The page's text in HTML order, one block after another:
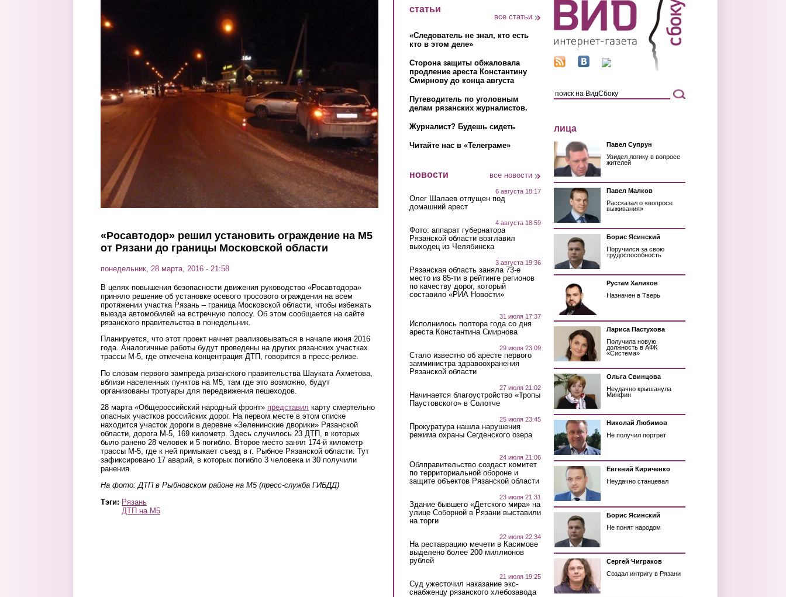
«Росавтодор» решил установить ограждение на М5
от Рязани до границы Московской области
понедельник, 28 марта, 2016 - 21:58
В целях повышения безопасности движения руководство «Росавтодора»
приняло решение об установке осевого тросового ограждения на всем
протяжении участка Рязань – граница Московской области, чтобы избежать
выезда автомобилей на встречную полосу. Об этом сообщается на сайте
рязанского правительства в понедельник.
Планируется, что этот проект начнет реализовываться в начале июня 2016
года. Аналогичные работы будут проведены на других рязанских участках
трассы М-5, где отмечена концентрация ДТП, говорится в пресс-релизе.
По словам первого зампреда рязанского правительства Шауката Ахметова
вблизи населенных пунктов на М5 , там где это возможно, будут
организованы тротуары для передвижения пешеходов.
28 марта «Общероссийский народный фронт» представил карту смертельно
опасных участков российских дорог. На первом месте в этом списке
находится участок дороги в деревне «Зеленинские дворики» Рязанской
области, дорога М-5, 169 километр. Здесь случилось 23 ДТП, в которых
было ранено 28 человек и 5 погибло. Второе место занял 174-й километр
трассы М-5, где к ней примыкает съезд в г. Рыбное Рязанской области. Тут
зафиксировано 17 аварий, в которых погибло 3 человека и 30 получили
ранения.
На фото: ДТП в Рыбновском районе на М5 (пресс-служба ГИБДД)
Тэги: Рязань
ДТП на М5
статьи
все статьи
«Следователь не знал, кто есть
кто в этом деле»
Сторона защиты обжаловала
продление ареста Константину
Смирнову до конца августа
Путеводитель по уголовным
делам рязанских журналистов.
Журналист? Будешь сидеть
Читайте нас в «Телеграме»
новости все новости
6 августа 18:17
Олег Шалаев отпущен под
домашний арест
4 августа 18:59
Фото: аппарат губернатора
Рязанской области возглавил
выходец из Челябинска
3 августа 19:36
Рязанская область заняла 73-е
место из 85-ти в рейтинге регионов
по качеству дорог, который
составило «РИА Новости»
31 июля 17:37
Исполнилось полтора года со дня
ареста Константина Смирнова
29 июля 23:09
Стало известно об аресте первого
замминистра здравоохранения
Рязанской области
27 июля 21:02
Начинается благоустройство «Тропы
Паустовского» в Солотче
25 июля 23:45
Прокуратура нашла нарушения
режима охраны Сегденского озера
24 июля 21:06
Облправительство создаст комитет
по территориальной обороне и
защите объектов Рязанской области
23 июля 21:31
Здание бывшего «Детского мира» на
улице Соборной в Рязани выставили
на торги
22 июля 22:34
На реставрацию мечети в Касимове
выделено более 200 миллионов
рублей
21 июля 19:25
Суд ужесточил наказание экс-
снабженцу рязанского хлебозавода
лица
Павел Супрун
Увидел логику в вопросе
жителей
Павел Малков
Рассказал о «вопросе
выживания»
Борис Ясинский
Поручился за свою
трудоспособность
Рустам Халиков
Назначен в Тверь
Лариса Пастухова
Получила новую
должность в АФК
«Система»
Ольга Свинцова
Неудачно крышанула
Минфин
Николай Любимов
Не получил портрет
Евгений Кириченко
Неудачно станцевал
Борис Ясинский
Не понят народом
Сергей Чиграков
Создал интригу в Рязани